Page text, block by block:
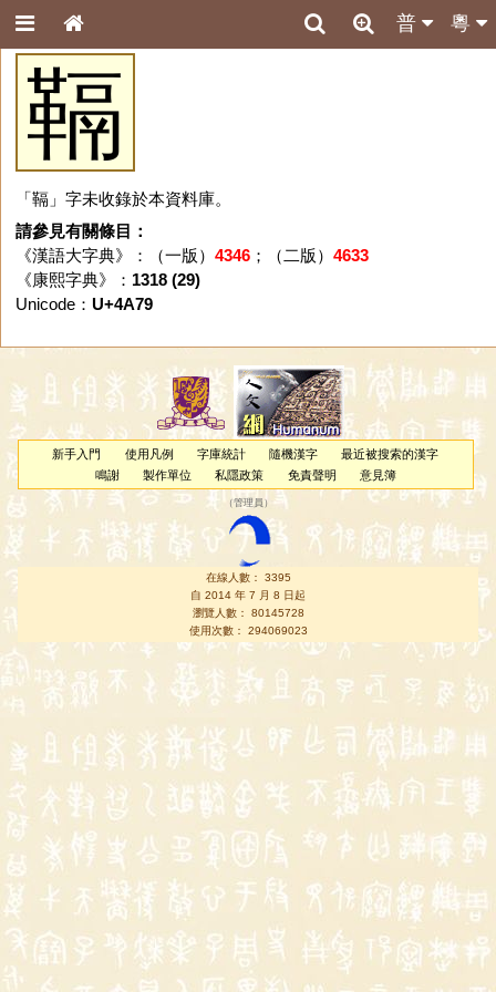
粵
普
䩹
「䩹」字未收錄於本資料庫。
請參見有關條目：
《漢語大字典》：（一版） 4346；（二版） 4633
《康熙字典》： 1318 (29)
Unicode： U+4A79
新手入門 使用凡例 字庫統計 隨機漢字
最近被搜索的漢字
鳴謝
製作單位 私隱政策 免責聲明 意見簿
（管理員 ）
在線人數： 3395
自 2014 年 7 月 8 日起
瀏覽人數： 80145728
使用次數： 294069023